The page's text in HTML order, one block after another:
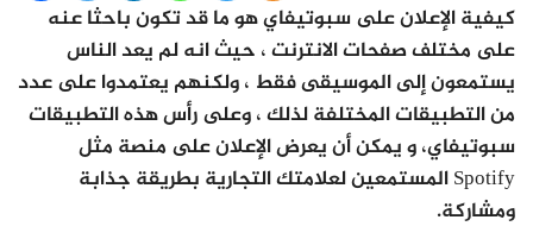
كيفية الإعلان على سبوتيفاي هو ما قد تكون باحثا عنه
على مختلف صفحات الانترنت ، حيث انه لم يعد الناس
يستمعون إلى الموسيقى فقط ، ولكنهم يعتمدوا على عدد
من التطبيقات المختلفة لذلك ، وعلى رأس هذه التطبيقات
سبوتيفاي، و يمكن أن يعرض الإعلان على منصة مثل
Spotify المستمعين لعلامتك التجارية بطريقة جذابة
ومشاركة.